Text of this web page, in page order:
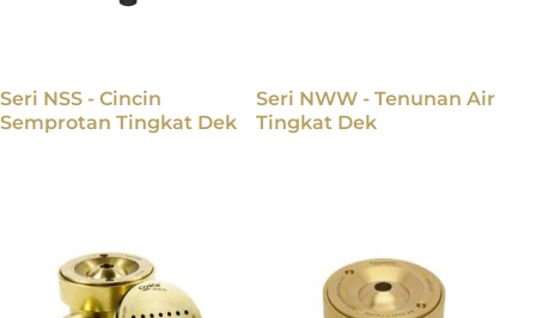
Seri NSS - Cincin
Semprotan Tingkat Dek
Seri NWW - Tenunan Air
Tingkat Dek